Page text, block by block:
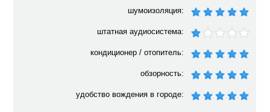
шумоизоляция:
штатная аудиосистема:
кондиционер / отопитель:
обзорность:
удобство вождения в городе: